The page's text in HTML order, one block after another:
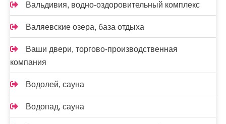
Вальдивия, водно-оздоровительный комплекс
Валяевские озера, база отдыха
Ваши двери, торгово-производственная
компания
Водолей, сауна
Водопад, сауна